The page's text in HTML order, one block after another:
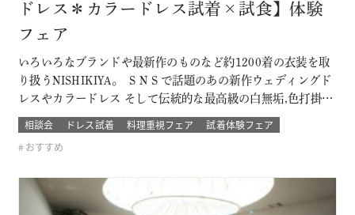
ドレス＊カラードレス試着×試食】体験
フェア
いろいろなブランドや最新作のものなど約1200着の衣装を取
り扱うNISHIKIYA。 ＳＮＳで話題のあの新作ウェディングド
レスやカラードレス そして伝統的な最高級の白無垢,色打掛,本
振袖からブライズメイドの衣裳まで 衣裳のラインナップは品
質や数どちらとも県内でもトップレベル プロのドレスコーデ
ィネーターと打ち合わせをして結婚式当日の「運命の一着」
相談会 ドレス試着 料理重視フェア
試着体験フェア
おすすめ